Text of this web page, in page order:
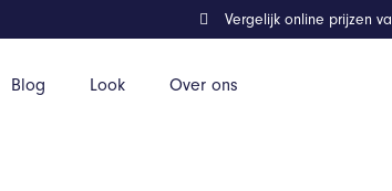
Blog Look Over ons
Vergelijk online prijzen